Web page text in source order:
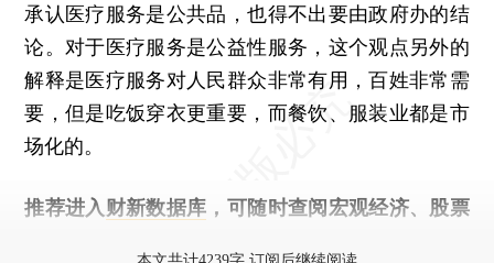
承认医疗服务是公共品，也得不出要由政府办的结
论。对于医疗服务是公益性服务，这个观点另外的
解释是医疗服务对人民群众非常有用，百姓非常需
要，但是吃饭穿衣更重要，而餐饮、服装业都是市
场化的。
推荐进入 财新数据库 ，可随时查阅宏观经济、股票